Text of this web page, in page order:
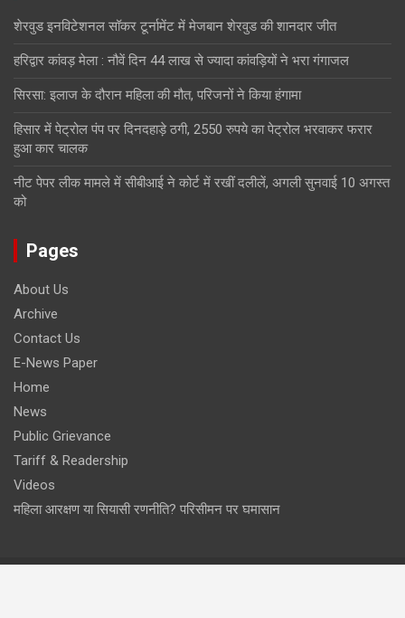
शेरवुड इनविटेशनल सॉकर टूर्नामेंट में मेजबान शेरवुड की शानदार जीत
हरिद्वार कांवड़ मेला : नौवें दिन 44 लाख से ज्यादा कांवड़ियों ने भरा गंगाजल
सिरसा: इलाज के दौरान महिला की मौत, परिजनों ने किया हंगामा
हिसार में पेट्रोल पंप पर दिनदहाड़े ठगी, 2550 रुपये का पेट्रोल भरवाकर फरार
हुआ कार चालक
नीट पेपर लीक मामले में सीबीआई ने कोर्ट में रखीं दलीलें, अगली सुनवाई 10 अगस्त
को
Pages
About Us
Archive
Contact Us
E-News Paper
Home
News
Public Grievance
Tariff & Readership
Videos
महिला आरक्षण या सियासी रणनीति? परिसीमन पर घमासान